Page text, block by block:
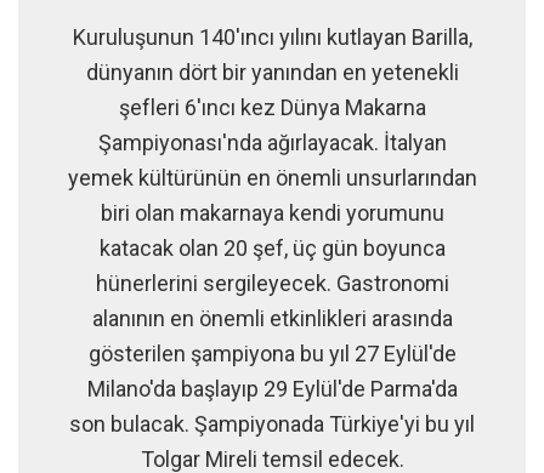
Kuruluşunun 140'ıncı yılını kutlayan Barilla,
dünyanın dört bir yanından en yetenekli
şefleri 6'ıncı kez Dünya Makarna
Şampiyonası'nda ağırlayacak. İtalyan
yemek kültürünün en önemli unsurlarından
biri olan makarnaya kendi yorumunu
katacak olan 20 şef, üç gün boyunca
hünerlerini sergileyecek. Gastronomi
alanının en önemli etkinlikleri arasında
gösterilen şampiyona bu yıl 27 Eylül'de
Milano'da başlayıp 29 Eylül'de Parma'da
son bulacak. Şampiyonada Türkiye'yi bu yıl
Tolgar Mireli temsil edecek.